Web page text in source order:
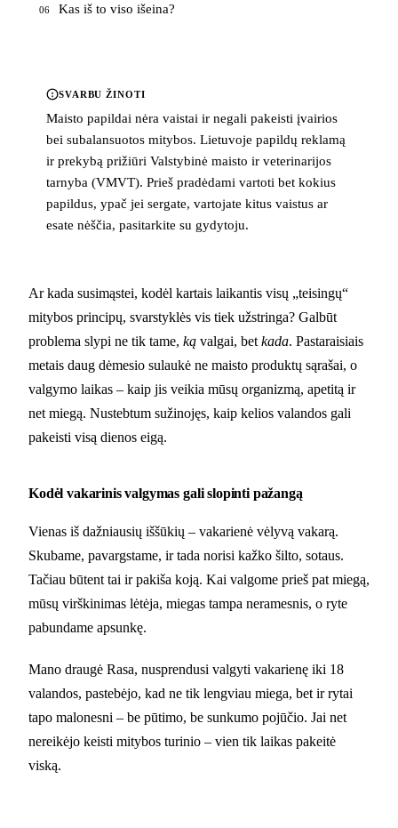
06 Kas iš to viso išeina?
SVARBU ŽINOTI
Maisto papildai nėra vaistai ir negali pakeisti įvairios
bei subalansuotos mitybos. Lietuvoje papildų reklamą
ir prekybą prižiūri Valstybinė maisto ir veterinarijos
tarnyba (VMVT). Prieš pradėdami vartoti bet kokius
papildus, ypač jei sergate, vartojate kitus vaistus ar
esate nėščia, pasitarkite su gydytoju.
Ar kada susimąstei, kodėl kartais laikantis visų „teisingų“
mitybos principų, svarstyklės vis tiek užstringa? Galbūt
problema slypi ne tik tame, ką valgai, bet kada. Pastaraisiais
metais daug dėmesio sulaukė ne maisto produktų sąrašai, o
valgymo laikas – kaip jis veikia mūsų organizmą, apetitą ir
net miegą. Nustebtum sužinojęs, kaip kelios valandos gali
pakeisti visą dienos eigą.
Kodėl vakarinis valgymas gali slopinti pažangą
Vienas iš dažniausių iššūkių – vakarienė vėlyvą vakarą.
Skubame, pavargstame, ir tada norisi kažko šilto, sotaus.
Tačiau būtent tai ir pakiša koją. Kai valgome prieš pat miegą,
mūsų virškinimas lėtėja, miegas tampa neramesnis, o ryte
pabundame apsunkę.
Mano draugė Rasa, nusprendusi valgyti vakarienę iki 18
valandos, pastebėjo, kad ne tik lengviau miega, bet ir rytai
tapo malonesni – be pūtimo, be sunkumo pojūčio. Jai net
nereikėjo keisti mitybos turinio – vien tik laikas pakeitė
viską.